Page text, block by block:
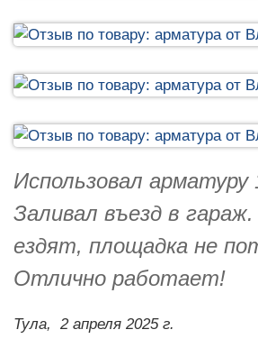
Использовал арматуру
Заливал въезд в
ездят, площадка не
Отлично работает!
Тула, 2 апреля 2025 г.